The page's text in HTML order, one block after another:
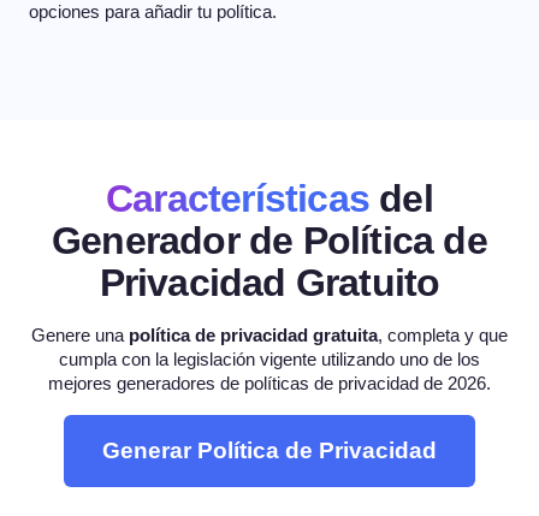
opciones para añadir tu política.
Características del
Generador de Política de
Privacidad Gratuito
Genere una política de privacidad gratuita, completa y que
cumpla con la legislación vigente utilizando uno de los
mejores generadores de políticas de privacidad de 2026.
Generar Política de Privacidad